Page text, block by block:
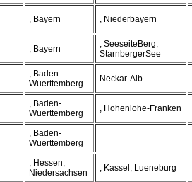
, Bayern , Niederbayern
, Bayern
, SeeseiteBerg,
StarnbergerSee
, Baden-
Wuerttemberg
Neckar-Alb
, Baden-
Wuerttemberg
, Hohenlohe-Franken
, Baden-
Wuerttemberg
, Hessen,
Niedersachsen
, Kassel, Lueneburg